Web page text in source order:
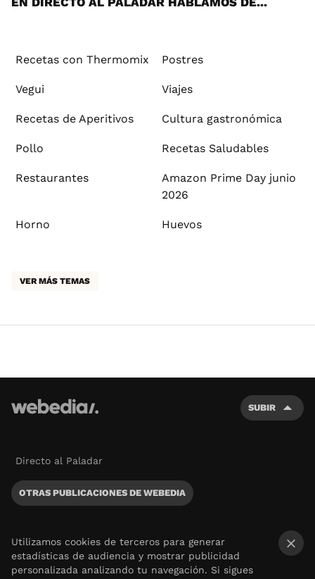
Recetas con Thermomix Postres
Vegui Viajes
Recetas de Aperitivos Cultura gastronómica
Pollo Recetas Saludables
Restaurantes
Amazon Prime Day junio
2026
Horno Huevos
VER MÁS TEMAS
SUBIR
Directo al Paladar
OTRAS PUBLICACIONES DE WEBEDIA
Utilizamos cookies de terceros para generar
estadísticas de audiencia y mostrar publicidad
personalizada analizando tu navegación. Si sigues